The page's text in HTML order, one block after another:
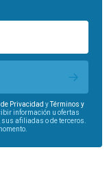
Privacidad yTérminos y
información u ofertas
afiliadas o de terceros.